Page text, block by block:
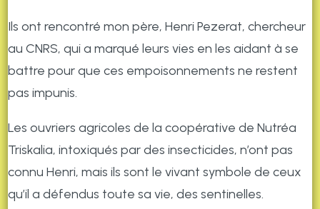
Ils ont rencontré mon père, Henri Pezerat, chercheur
au CNRS, qui a marqué leurs vies en les aidant à se
battre pour que ces empoisonnements ne restent
pas impunis.
Les ouvriers agricoles de la coopérative de Nutréa
Triskalia, intoxiqués par des insecticides, n’ont pas
connu Henri, mais ils sont le vivant symbole de ceux
qu’il a défendus toute sa vie, des sentinelles.